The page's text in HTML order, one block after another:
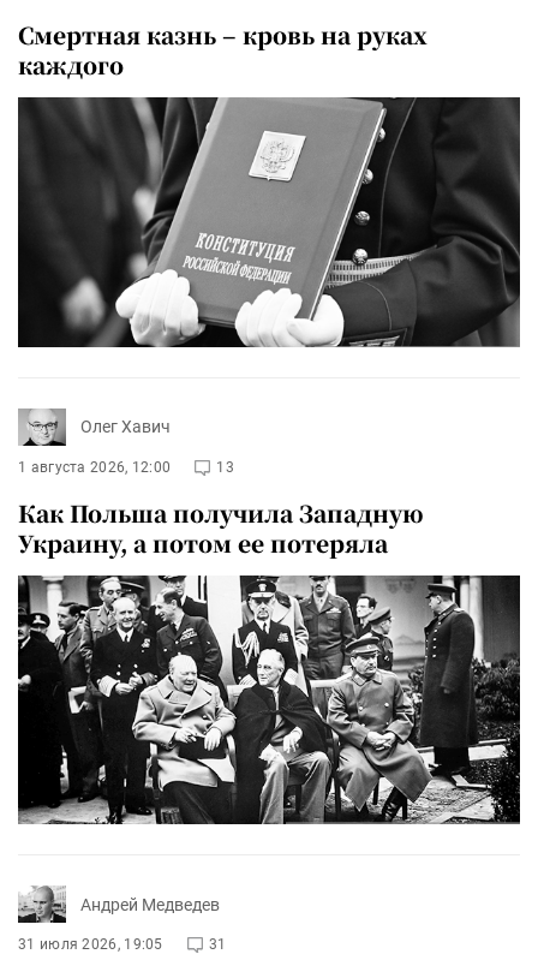
Смертная казнь – кровь на руках
каждого
Олег Хавич
1 августа 2026, 12:00 13
Как Польша получила Западную
Украину, а потом ее потеряла
Андрей Медведев
31 июля 2026, 19:05 31